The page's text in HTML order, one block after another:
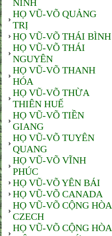
NINH
HỌ VŨ-VÕ QUẢNG
TRỊ
HỌ VŨ-VÕ THÁI BÌNH
HỌ VŨ-VÕ THÁI
NGUYÊN
HỌ VŨ-VÕ THANH
HÓA
HỌ VŨ-VÕ THỪA
THIÊN HUẾ
HỌ VŨ-VÕ TIỀN
GIANG
HỌ VŨ-VÕ TUYÊN
QUANG
HỌ VŨ-VÕ VĨNH
PHÚC
HỌ VŨ-VÕ YÊN BÁI
HỌ VŨ-VÕ CANADA
HỌ VŨ-VÕ CỘNG HÒA
CZECH
HỌ VŨ-VÕ CỘNG HÒA